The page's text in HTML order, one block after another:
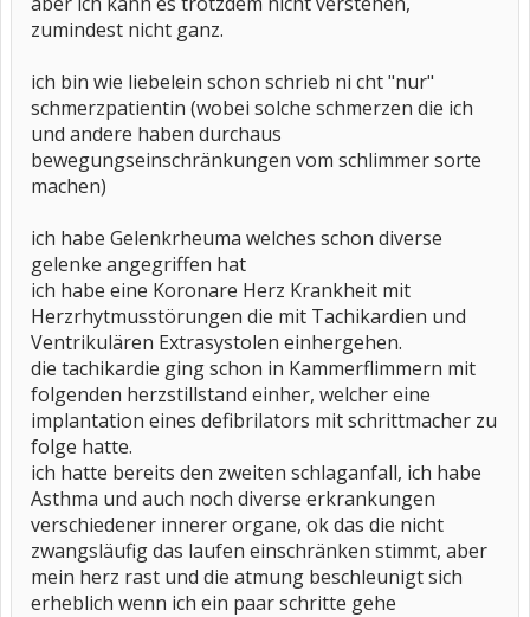
zumindest nicht ganz.
ich bin wie liebelein schon schrieb ni cht "nur"
schmerzpatientin (wobei solche schmerzen die ich
und andere haben durchaus
bewegungseinschränkungen vom schlimmer sorte
machen)
ich habe Gelenkrheuma welches schon diverse
gelenke angegriffen hat
ich habe eine Koronare Herz Krankheit mit
Herzrhytmusstörungen die mit Tachikardien und
Ventrikulären Extrasystolen einhergehen.
die tachikardie ging schon in Kammerflimmern mit
folgenden herzstillstand einher, welcher eine
implantation eines defibrilators mit schrittmacher zu
folge hatte.
ich hatte bereits den zweiten schlaganfall, ich habe
Asthma und auch noch diverse erkrankungen
verschiedener innerer organe, ok das die nicht
zwangsläufig das laufen einschränken stimmt, aber
mein herz rast und die atmung beschleunigt sich
erheblich wenn ich ein paar schritte gehe